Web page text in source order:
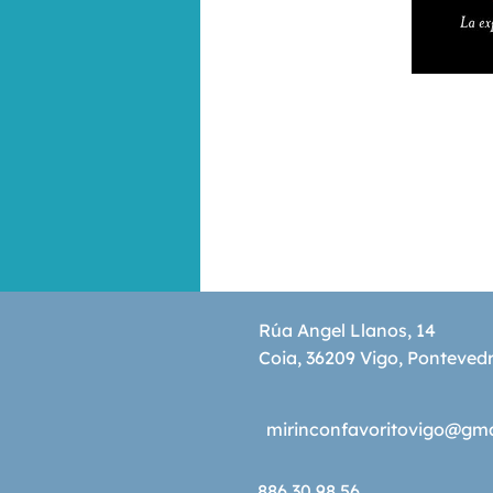
Rúa Angel Llanos, 14
Coia, 36209 Vigo,